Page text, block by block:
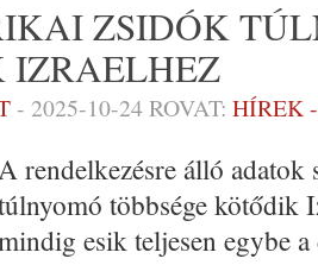
ZSIDÓK
IZRAELHEZ
- 2025-10-24ROVAT: HÍREK
rendelkezésre álló
többsége kötődik
esik teljesen egybe